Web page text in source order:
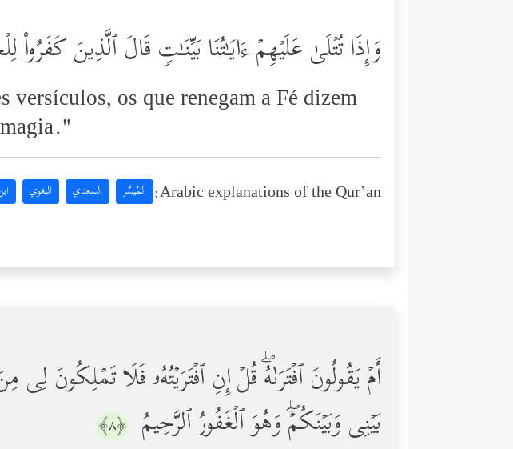
وَإِذَا تُتۡلَىٰ عَلَیۡهِمۡ ءَایَـٰتُنَا بَیِّنَـٰتࣲ قَالَ ٱلَّذِینَ
versículos, os que renegam a Fé dizem
Arabic explanations of the Qur’an: المُيسَّر السعدي البغوي
أَمۡ یَقُولُونَ ٱفۡتَرَىٰهُۖ قُلۡ إِنِ ٱفۡتَرَیۡتُهُۥ فَلَا تَمۡلِكُونَ
بَیۡنِی وَبَیۡنَكُمۡۖ وَهُوَ ٱلۡغَفُورُ ٱلرَّحِیمُ ﴿٨﴾